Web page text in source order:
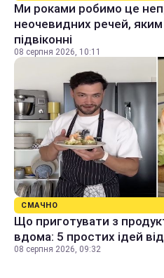
Ми роками робимо це
неочевидних речей,
підвіконні
08 серпня 2026, 10:11
СМАЧНО
Що приготувати з
вдома: 5 простих ідей
08 серпня 2026, 09:32